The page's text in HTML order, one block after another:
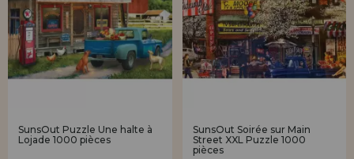
SunsOut Puzzle Une halte à
Lojade 1000 pièces
SunsOut Soirée sur Main
Street XXL Puzzle 1000
pièces